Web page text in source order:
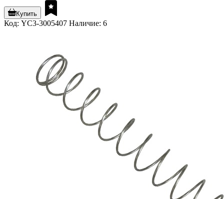
Купить
Код: YC3-3005407 Наличие: 6